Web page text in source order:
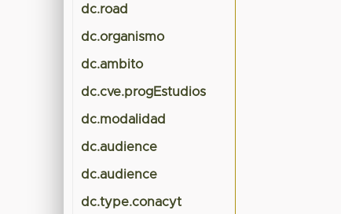
dc.road
dc.organismo
dc.ambito
dc.cve.progEstudios
dc.modalidad
dc.audience
dc.audience
dc.type.conacyt